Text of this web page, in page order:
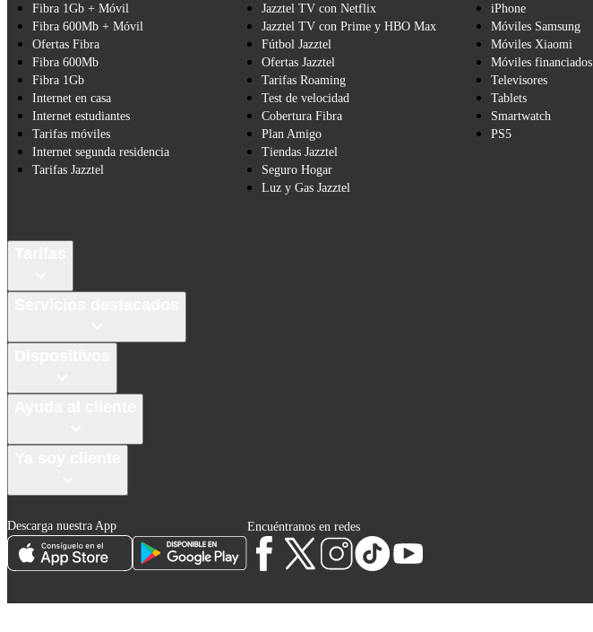
Fibra 1Gb + Móvil
Fibra 600Mb + Móvil
Ofertas Fibra
Fibra 600Mb
Fibra 1Gb
Internet en casa
Internet estudiantes
Tarifas móviles
Internet segunda residencia
Tarifas Jazztel
Jazztel TV con Netflix
Jazztel TV con Prime y HBO Max
Fútbol Jazztel
Ofertas Jazztel
Tarifas Roaming
Test de velocidad
Cobertura Fibra
Plan Amigo
Tiendas Jazztel
Seguro Hogar
Luz y Gas Jazztel
iPhone
Móviles Samsung
Móviles Xiaomi
Móviles financiados
Televisores
Tablets
Smartwatch
PS5
Descarga nuestra App Encuéntranos en redes